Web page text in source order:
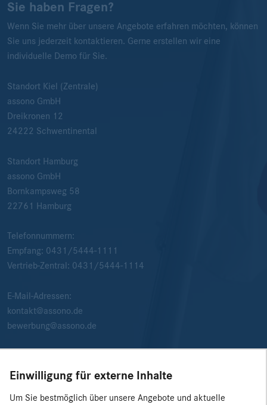
Sie haben Fragen?
Wenn Sie mehr über unsere Angebote erfahren möchten, können
Sie uns jederzeit kontaktieren. Gerne erstellen wir eine
individuelle Demo für Sie.
Standort Kiel (Zentrale)
assono GmbH
Dreikronen 12
24222 Schwentinental
Standort Hamburg
assono GmbH
Bornkampsweg 58
22761
Hamburg
Telefonnummern:
Empfang: 0431/5444-1111
Vertrieb-Zentral: 0431/5444-1114
E-Mail-Adressen:
kontakt@assono.de
bewerbung@assono.de
Einwilligung für externe Inhalte
Um Sie bestmöglich über unsere Angebote und aktuelle